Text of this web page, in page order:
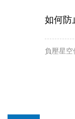
如何防
負壓星空